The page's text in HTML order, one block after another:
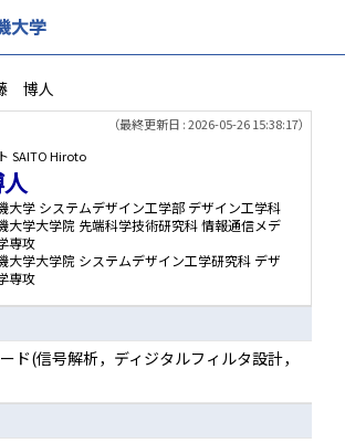
博人
（最終更新日 : 2026-05-26 15:38:17）
SAITO Hiroto
大学 システムデザイン工学部 デザイン工学科
大学大学院 先端科学技術研究科 情報通信メデ
専攻
大学大学院 システムデザイン工学研究科 デザ
専攻
ド(信号解析，ディジタルフィルタ設計，